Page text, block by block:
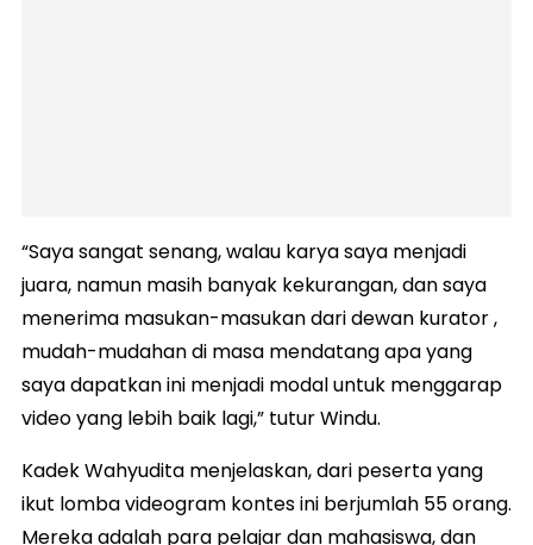
“Saya sangat senang, walau karya saya menjadi
juara, namun masih banyak kekurangan, dan saya
menerima masukan-masukan dari dewan kurator ,
mudah-mudahan di masa mendatang apa yang
saya dapatkan ini menjadi modal untuk menggarap
video yang lebih baik lagi,” tutur Windu.
Kadek Wahyudita menjelaskan, dari peserta yang
ikut lomba videogram kontes ini berjumlah 55 orang.
Mereka adalah para pelajar dan mahasiswa, dan